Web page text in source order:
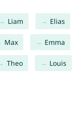
Liam Elias
Max Emma
Theo Louis